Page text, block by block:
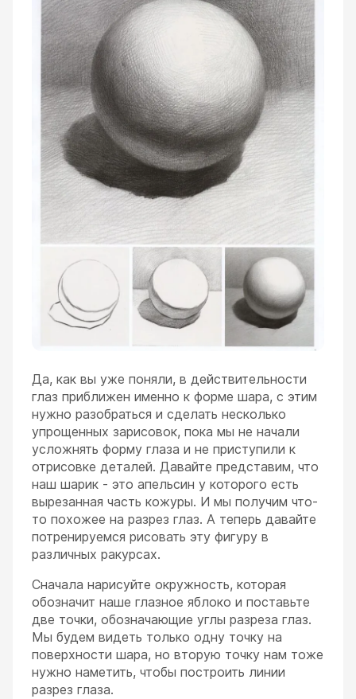
Да, как вы уже поняли, в действительности
глаз приближен именно к форме шара, с этим
нужно разобраться и сделать несколько
упрощенных зарисовок, пока мы не начали
усложнять форму глаза и не приступили к
отрисовке деталей. Давайте представим, что
наш шарик - это апельсин у которого есть
вырезанная часть кожуры. И мы получим что-
то похожее на разрез глаз. А теперь давайте
потренируемся рисовать эту фигуру в
различных ракурсах.
Сначала нарисуйте окружность, которая
обозначит наше глазное яблоко и поставьте
две точки, обозначающие углы разреза глаз.
Мы будем видеть только одну точку на
поверхности шара, но вторую точку нам тоже
нужно наметить, чтобы построить линии
разрез глаза.